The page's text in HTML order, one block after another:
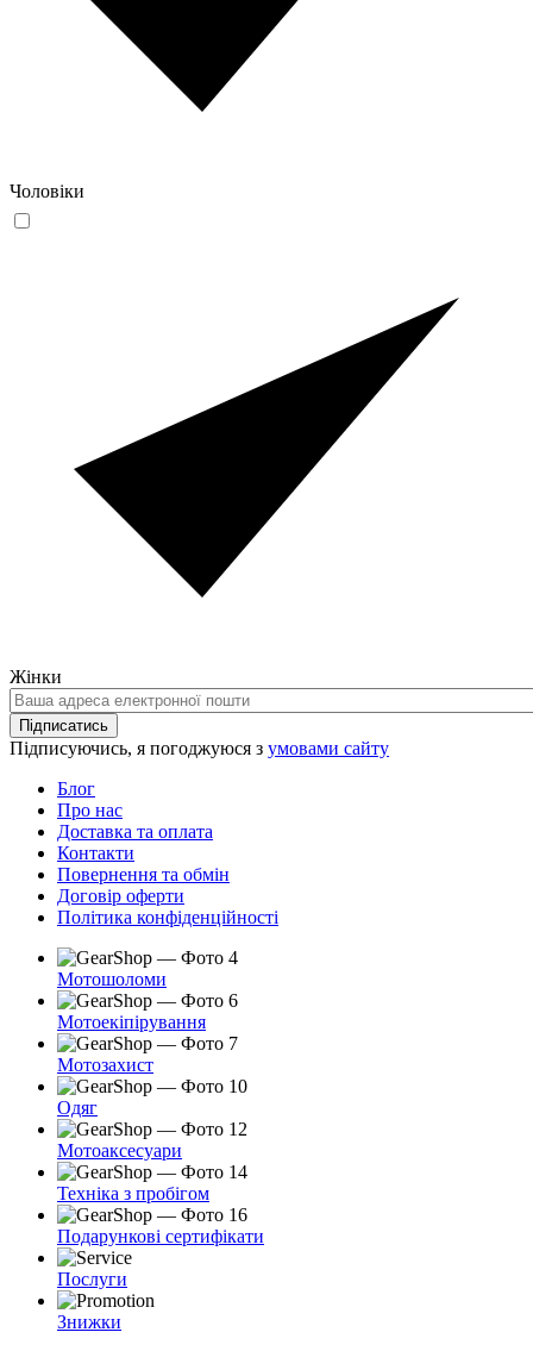
Чоловіки
Жінки
Ваша
адреса
електронної
пошти
Підписатись
Підписуючись, я погоджуюся з умовами сайту
Блог
Про нас
Доставка та оплата
Контакти
Повернення та обмін
Договір оферти
Політика конфіденційності
Мотошоломи
Мотоекіпірування
Мотозахист
Одяг
Мотоаксесуари
Техніка з пробігом
Подарункові сертифікати
Послуги
Знижки